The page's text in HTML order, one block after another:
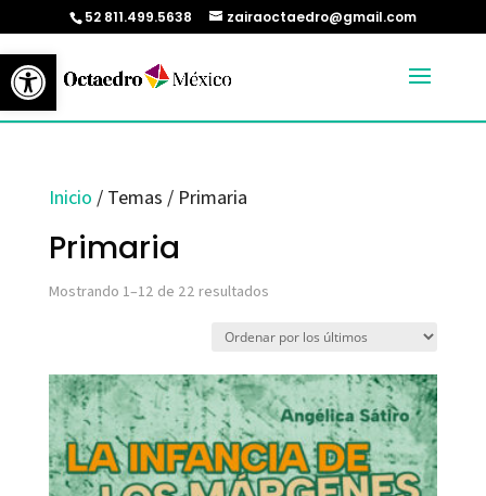
Abrir barra de herramientas
52 811.499.5638 zairaoctaedro@gmail.com
Inicio / Temas / Primaria
Primaria
Mostrando 1–12 de 22 resultadosOrdenado
últimos